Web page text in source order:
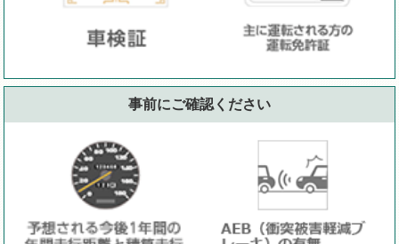
事前にご確認ください